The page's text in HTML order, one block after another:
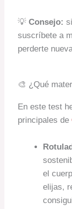
💡Consejo:
suscríbete a
perderte
🎨 ¿Qué
En este test
principales de
el
elijas,